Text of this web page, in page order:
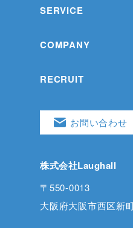
SERVICE
COMPANY
RECRUIT
お問い合わせ
株式会社Laughall
〒550-0013
大阪府大阪市西区新